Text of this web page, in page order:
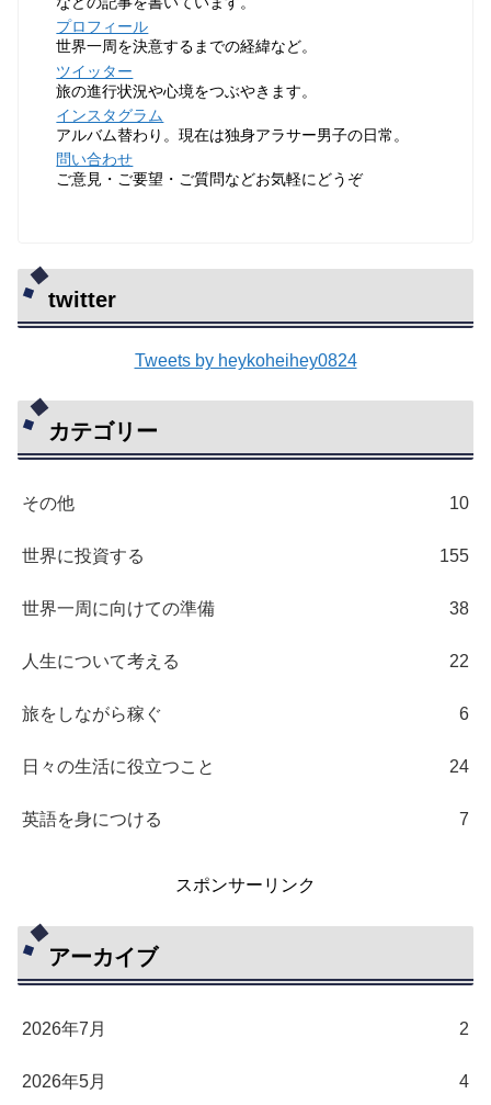
プロフィール
世界一周を決意するまでの経緯など。
ツイッター
旅の進行状況や心境をつぶやきます。
インスタグラム
アルバム替わり。現在は独身アラサー男子の日常。
問い合わせ
ご意見・ご要望・ご質問などお気軽にどうぞ
twitter
Tweets by heykoheihey0824
カテゴリー
その他 10
世界に投資する 155
世界一周に向けての準備 38
人生について考える 22
旅をしながら稼ぐ 6
日々の生活に役立つこと 24
英語を身につける 7
スポンサーリンク
アーカイブ
2026年7月 2
2026年5月 4